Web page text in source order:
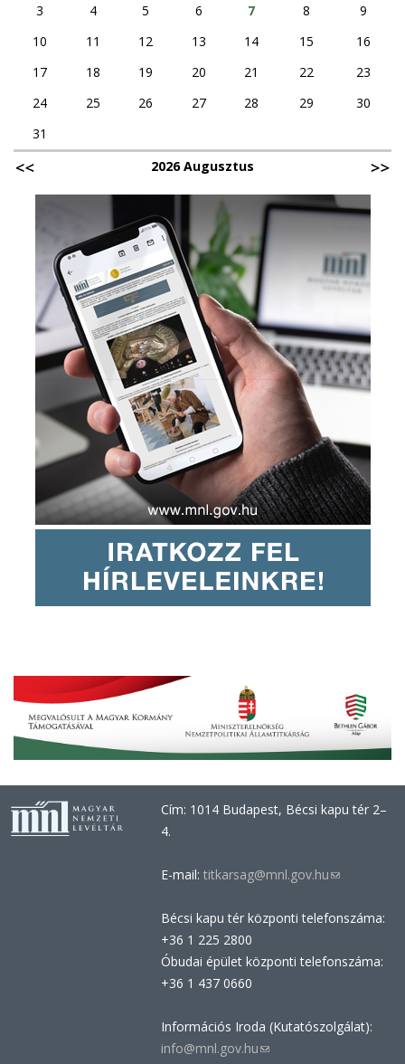
3
4 5 6 7 8
9
10
11 12 13 14 15
16
17
18 19 20 21 22
23
24
25 26 27 28 29
30
31
2026 Augusztus
Cím: 1014 Budapest, Bécsi kapu tér 2–
4.
E-mail: titkarsag@mnl.gov.hu(link
e-
Bécsi kapu tér központi telefonszáma:
+36 1 225 2800
Óbudai épület központi telefonszáma:
+36 1 437 0660
Információs Iroda (Kutatószolgálat):
info@mnl.gov.hu(link